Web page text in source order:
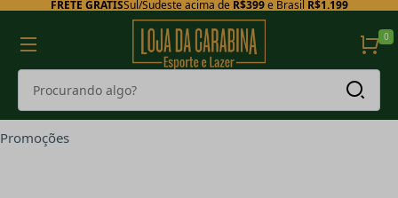
FRETE GRÁTISSul/Sudeste acima de R$399e Brasil R$1.199
0
Promoções